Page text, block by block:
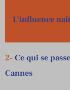
L’influence
2- Ce qui se
Cannes